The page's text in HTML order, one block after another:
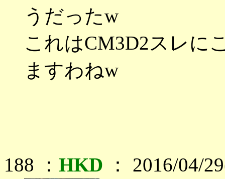
うだったw
これはCM3D2スレに
ますわねw
188 ： HKD ： 2016/04/